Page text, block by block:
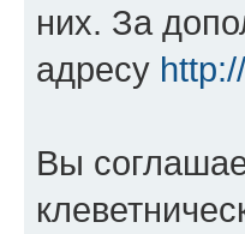
них. За
адресу
Вы